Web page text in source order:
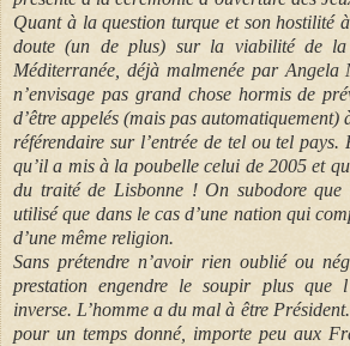
Quant à la question turque et son hostilité
doute (un de plus) sur la viabilité de
Méditerranée, déjà malmenée par Angela
n’envisage pas grand chose hormis de
d’être appelés (mais pas automatiquement)
référendaire sur l’entrée de tel ou tel pays.
qu’il a mis à la poubelle celui de 2005 et
du traité de Lisbonne ! On subodore que
utilisé que dans le cas d’une nation qui
d’une même religion.
Sans prétendre n’avoir rien oublié ou
prestation engendre le soupir plus que
inverse. L’homme a du mal à être
pour un temps donné, importe peu aux